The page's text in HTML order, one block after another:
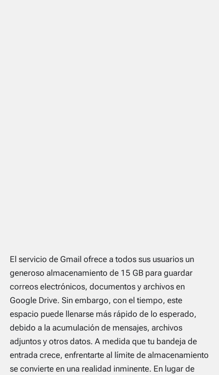
El servicio de Gmail ofrece a todos sus usuarios un
generoso almacenamiento de 15 GB para guardar
correos electrónicos, documentos y archivos en
Google Drive. Sin embargo, con el tiempo, este
espacio puede llenarse más rápido de lo esperado,
debido a la acumulación de mensajes, archivos
adjuntos y otros datos. A medida que tu bandeja de
entrada crece, enfrentarte al límite de almacenamiento
se convierte en una realidad inminente. En lugar de